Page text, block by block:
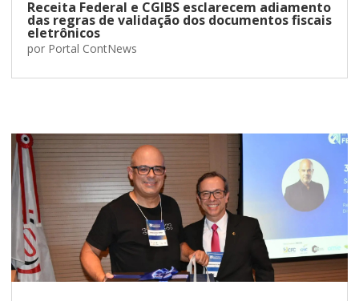
Receita Federal e CGIBS esclarecem adiamento
das regras de validação dos documentos fiscais
eletrônicos
por Portal ContNews